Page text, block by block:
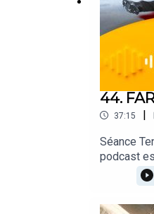
44.
37:15 |
Séance
podcast
Cinémas